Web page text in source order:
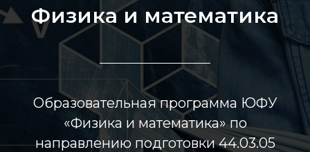
Физика и математика
Образовательная программа ЮФУ
«Физика и математика» по
направлению подготовки 44.03.05